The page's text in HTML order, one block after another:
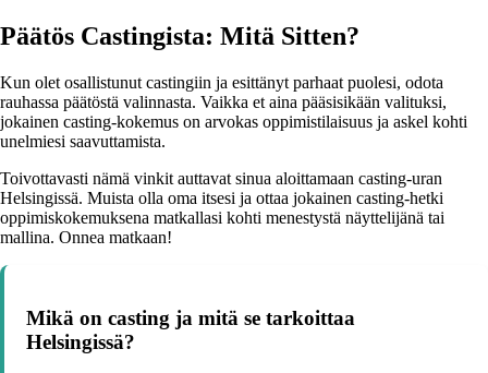
Päätös Castingista: Mitä Sitten?
Kun olet osallistunut castingiin ja esittänyt parhaat puolesi, odota
rauhassa päätöstä valinnasta. Vaikka et aina pääsisikään valituksi,
jokainen casting-kokemus on arvokas oppimistilaisuus ja askel kohti
unelmiesi saavuttamista.
Toivottavasti nämä vinkit auttavat sinua aloittamaan casting-uran
Helsingissä. Muista olla oma itsesi ja ottaa jokainen casting-hetki
oppimiskokemuksena matkallasi kohti menestystä näyttelijänä tai
mallina. Onnea matkaan!
Mikä on casting ja mitä se tarkoittaa
Helsingissä?